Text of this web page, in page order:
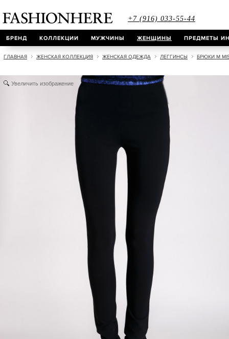
+7 (916) 033-55-44
БРЕНД КОЛЛЕКЦИИ МУЖЧИНЫ ЖЕНЩИНЫ ПРЕДМЕТЫ
ГЛАВНАЯ ЖЕНСКАЯ КОЛЛЕКЦИЯ ЖЕНСКАЯ ОДЕЖДА ЛЕГГИНСЫ БРЮКИ M
Увеличить изображение